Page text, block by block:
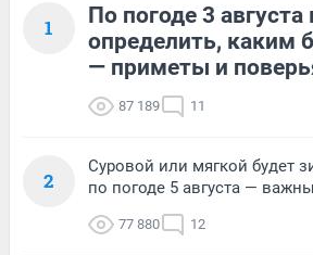
1
По погоде 3
определить, каким
— приметы и
87 189 11
2
Суровой или мягкой будет
по погоде 5 августа —
77 880 12